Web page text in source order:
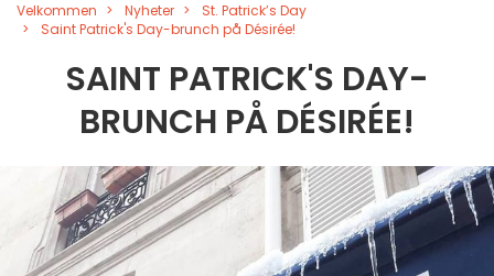
Velkommen Nyheter
St. Patrick’s Day
Saint Patrick's Day-brunch på Désirée!
SAINT PATRICK'S DAY-
BRUNCH PÅ DÉSIRÉE!